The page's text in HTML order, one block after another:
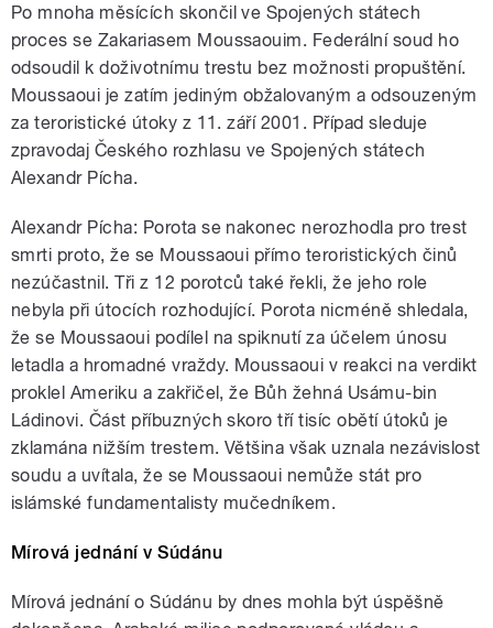
Po mnoha měsících skončil ve Spojených státech
proces se Zakariasem Moussaouim. Federální soud ho
odsoudil k doživotnímu trestu bez možnosti propuštění.
Moussaoui je zatím jediným obžalovaným a odsouzeným
za teroristické útoky z 11. září 2001. Případ sleduje
zpravodaj Českého rozhlasu ve Spojených státech
Alexandr Pícha.
Alexandr Pícha: Porota se nakonec nerozhodla pro trest
smrti proto, že se Moussaoui přímo teroristických činů
nezúčastnil. Tři z 12 porotců také řekli, že jeho role
nebyla při útocích rozhodující. Porota nicméně shledala,
že se Moussaoui podílel na spiknutí za účelem únosu
letadla a hromadné vraždy. Moussaoui v reakci na verdikt
proklel Ameriku a zakřičel, že Bůh žehná Usámu-bin
Ládinovi. Část příbuzných skoro tří tisíc obětí útoků je
zklamána nižším trestem. Většina však uznala nezávislost
soudu a uvítala, že se Moussaoui nemůže stát pro
islámské fundamentalisty mučedníkem.
Mírová jednání v Súdánu
Mírová jednání o Súdánu by dnes mohla být úspěšně